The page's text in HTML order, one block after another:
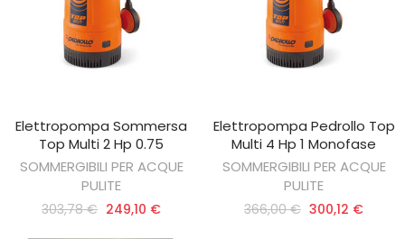
AGGIUNGI AL CARRELLO
Elettropompa Sommersa
Top Multi 2 Hp 0.75
SOMMERGIBILI PER ACQUE
PULITE
303,78 € 249,10 €
AGGIUNGI AL CARRELLO
Elettropompa Pedrollo Top
Multi 4 Hp 1 Monofase
SOMMERGIBILI PER ACQUE
PULITE
366,00 € 300,12 €